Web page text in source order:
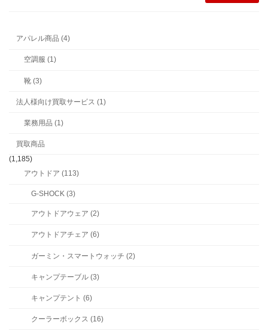
アパレル商品 (4)
空調服 (1)
靴 (3)
法人様向け買取サービス (1)
業務用品 (1)
買取商品
(1,185)
アウトドア (113)
G-SHOCK (3)
アウトドアウェア (2)
アウトドアチェア (6)
ガーミン・スマートウォッチ (2)
キャンプテーブル (3)
キャンプテント (6)
クーラーボックス (16)